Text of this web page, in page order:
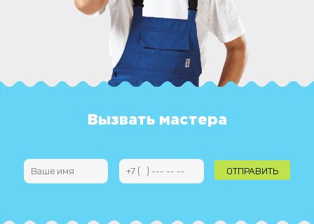
Вызвать мастера